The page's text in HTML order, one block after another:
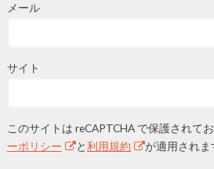
メール
サイト
このサイトは reCAPTCHA で保護されて
ーポリシー
と利用規約 が適用されま